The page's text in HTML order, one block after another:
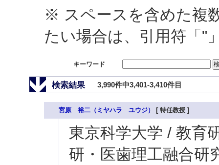
※ スペースを含めた複
たい場合は、引用符「"
キーワード
検索結果 3,990件中3,401-3,410件目
宮原 裕二（ミヤハラ ユウジ） [ 特任教授 ]
東京科学大学 / 教育
研・医歯理工融合研